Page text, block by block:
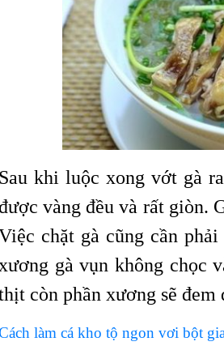
Sau khi luộc xong vớt gà
vàng đều và rất giòn.
chặt gà cũng cần
gà vụn không chọc
còn phần xương sẽ
làm cá kho tộ ngon vơi bột